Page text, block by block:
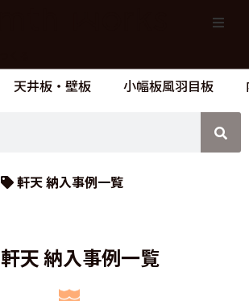
天井板・壁板 小幅板風羽目板
軒天 納入事例一覧
軒天 納入事例一覧